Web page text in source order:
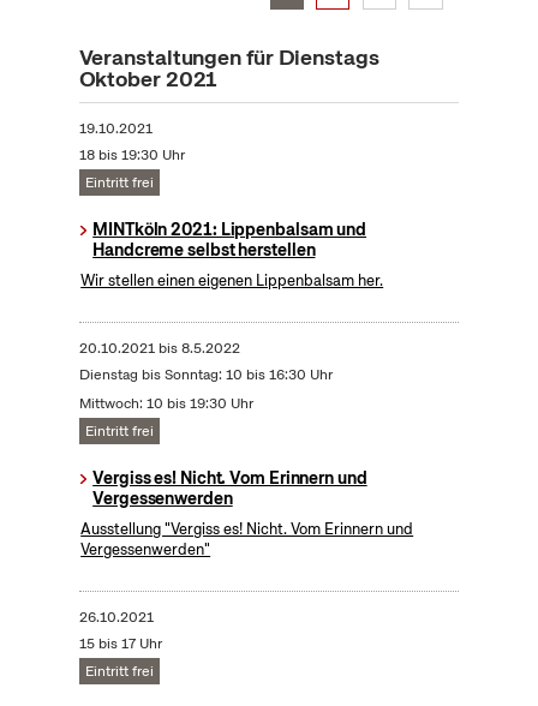
Veranstaltungen für Dienstags
Oktober 2021
19.10.2021
18 bis 19:30 Uhr
Eintritt frei
MINTköln 2021: Lippenbalsam und
Handcreme selbst herstellen
Wir stellen einen eigenen Lippenbalsam her.
20.10.2021bis8.5.2022
Dienstag bis Sonntag: 10 bis 16:30 Uhr
Mittwoch: 10 bis 19:30 Uhr
Eintritt frei
Vergiss es! Nicht. Vom Erinnern und
Vergessenwerden
Ausstellung "Vergiss es! Nicht. Vom Erinnern und
Vergessenwerden"
26.10.2021
15 bis 17 Uhr
Eintritt frei